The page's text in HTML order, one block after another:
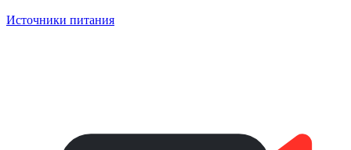
Источники питания